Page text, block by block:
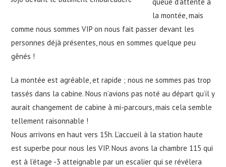
la montée, mais
comme nous sommes VIP on nous fait passer devant les
personnes déjà présentes, nous en sommes quelque peu
gênés !
La montée est agréable, et rapide ; nous ne sommes pas trop
tassés dans la cabine. Nous n’avions pas noté au départ qu’il y
aurait changement de cabine à mi-parcours, mais cela semble
tellement raisonnable !
Nous arrivons en haut vers 15h. L’accueil à la station haute
est superbe pour nous les VIP. Nous avons la chambre 115 qui
est à l’étage -3 atteignable par un escalier qui se révélera